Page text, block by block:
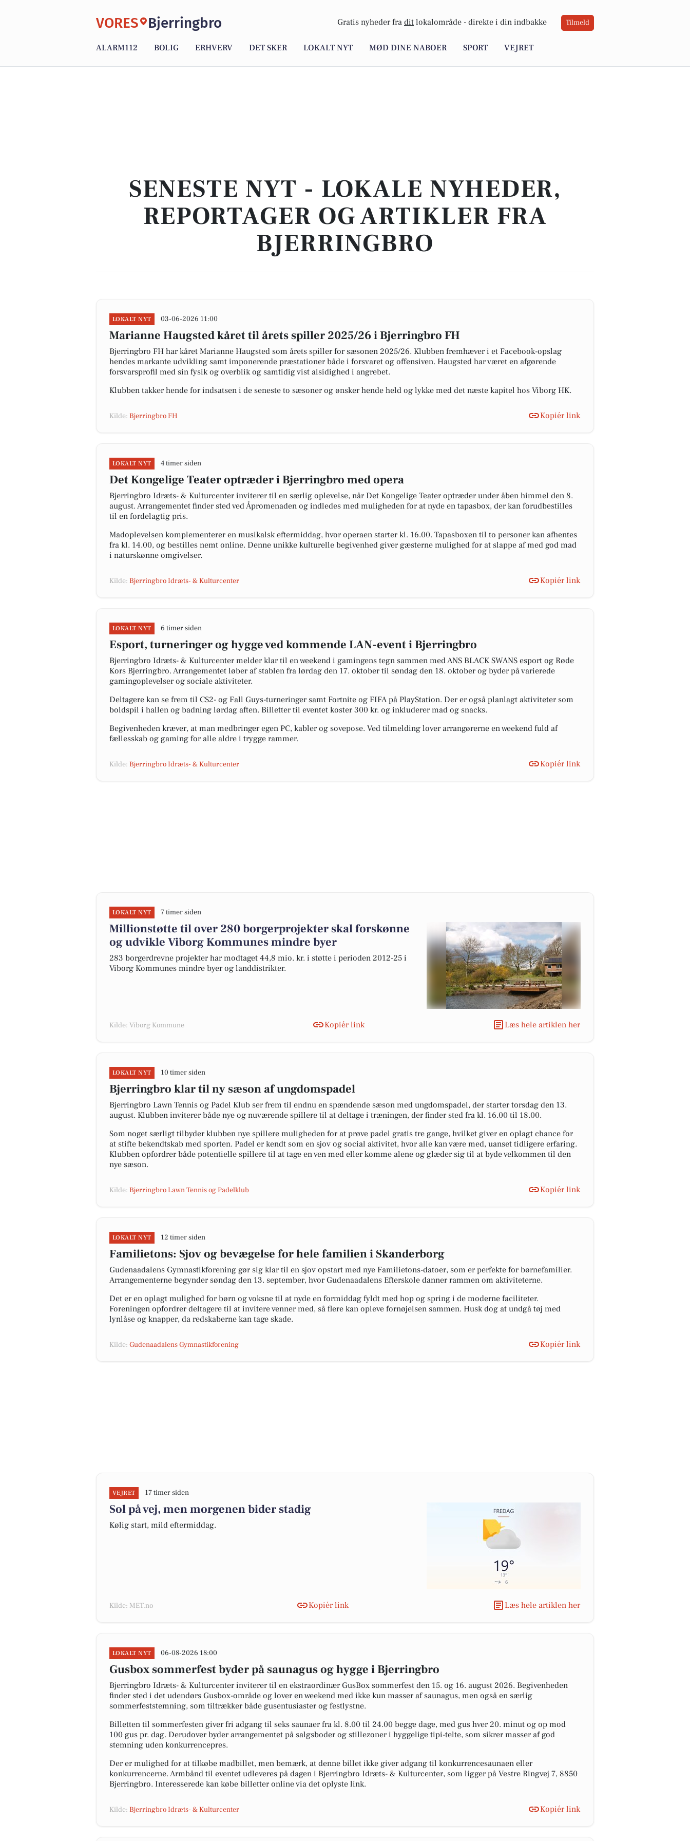
VORES Bjerringbro Gratis nyheder fra dit lokalområde - direkte i din indbakke Tilmeld
ALARM112 BOLIG ERHVERV DET SKER LOKALT NYT MØD DINE NABOER SPORT VEJRET
SENESTE NYT - LOKALE NYHEDER,
REPORTAGER OG ARTIKLER FRA
BJERRINGBRO
LOKALT NYT 03-06-2026 11:00
Marianne Haugsted kåret til årets spiller 2025/26 i Bjerringbro FH
Bjerringbro FH har kåret Marianne Haugsted som årets spiller for sæsonen 2025/26. Klubben fremhæver i et Facebook-opslag
hendes markante udvikling samt imponerende præstationer både i forsvaret og offensiven. Haugsted har været en afgørende
forsvarsprofil med sin fysik og overblik og samtidig vist alsidighed i angrebet.
Klubben takker hende for indsatsen i de seneste to sæsoner og ønsker hende held og lykke med det næste kapitel hos Viborg HK.
Kilde: Bjerringbro FH Kopiér link
LOKALT NYT 4 timer siden
Det Kongelige Teater optræder i Bjerringbro med opera
Bjerringbro Idræts- & Kulturcenter inviterer til en særlig oplevelse, når Det Kongelige Teater optræder under åben himmel den 8.
august. Arrangementet finder sted ved Åpromenaden og indledes med muligheden for at nyde en tapasbox, der kan forudbestilles
til en fordelagtig pris.
Madoplevelsen komplementerer en musikalsk eftermiddag, hvor operaen starter kl. 16.00. Tapasboxen til to personer kan afhentes
fra kl. 14.00, og bestilles nemt online. Denne unikke kulturelle begivenhed giver gæsterne mulighed for at slappe af med god mad
i naturskønne omgivelser.
Kilde: Bjerringbro Idræts- & Kulturcenter Kopiér link
LOKALT NYT 6 timer siden
Esport, turneringer og hygge ved kommende LAN-event i Bjerringbro
Bjerringbro Idræts- & Kulturcenter melder klar til en weekend i gamingens tegn sammen med ANS BLACK SWANS esport og Røde
Kors Bjerringbro. Arrangementet løber af stablen fra lørdag den 17. oktober til søndag den 18. oktober og byder på varierede
gamingoplevelser og sociale aktiviteter.
Deltagere kan se frem til CS2- og Fall Guys-turneringer samt Fortnite og FIFA på PlayStation. Der er også planlagt aktiviteter som
boldspil i hallen og badning lørdag aften. Billetter til eventet koster 300 kr. og inkluderer mad og snacks.
Begivenheden kræver, at man medbringer egen PC, kabler og sovepose. Ved tilmelding lover arrangørerne en weekend fuld af
fællesskab og gaming for alle aldre i trygge rammer.
Kilde: Bjerringbro Idræts- & Kulturcenter Kopiér link
LOKALT NYT 7 timer siden
Millionstøtte til over 280 borgerprojekter skal forskønne
og udvikle Viborg Kommunes mindre byer
283 borgerdrevne projekter har modtaget 44,8 mio. kr. i støtte i perioden 2012-25 i
Viborg Kommunes mindre byer og landdistrikter.
Kilde: Viborg Kommune Kopiér link Læs hele artiklen her
LOKALT NYT 10 timer siden
Bjerringbro klar til ny sæson af ungdomspadel
Bjerringbro Lawn Tennis og Padel Klub ser frem til endnu en spændende sæson med ungdomspadel, der starter torsdag den 13.
august. Klubben inviterer både nye og nuværende spillere til at deltage i træningen, der finder sted fra kl. 16.00 til 18.00.
Som noget særligt tilbyder klubben nye spillere muligheden for at prøve padel gratis tre gange, hvilket giver en oplagt chance for
at stifte bekendtskab med sporten. Padel er kendt som en sjov og social aktivitet, hvor alle kan være med, uanset tidligere erfaring.
Klubben opfordrer både potentielle spillere til at tage en ven med eller komme alene og glæder sig til at byde velkommen til den
nye sæson.
Kilde: Bjerringbro Lawn Tennis og Padelklub Kopiér link
LOKALT NYT 12 timer siden
Familietons: Sjov og bevægelse for hele familien i Skanderborg
Gudenaadalens Gymnastikforening gør sig klar til en sjov opstart med nye Familietons-datoer, som er perfekte for børnefamilier.
Arrangementerne begynder søndag den 13. september, hvor Gudenaadalens Efterskole danner rammen om aktiviteterne.
Det er en oplagt mulighed for børn og voksne til at nyde en formiddag fyldt med hop og spring i de moderne faciliteter.
Foreningen opfordrer deltagere til at invitere venner med, så flere kan opleve fornøjelsen sammen. Husk dog at undgå tøj med
lynlåse og knapper, da redskaberne kan tage skade.
Kilde: Gudenaadalens Gymnastikforening Kopiér link
VEJRET 17 timer siden
Sol på vej, men morgenen bider stadig
Kølig start, mild eftermiddag.
Kilde: MET.no Kopiér link Læs hele artiklen her
LOKALT NYT 06-08-2026 18:00
Gusbox sommerfest byder på saunagus og hygge i Bjerringbro
Bjerringbro Idræts- & Kulturcenter inviterer til en ekstraordinær GusBox sommerfest den 15. og 16. august 2026. Begivenheden
finder sted i det udendørs Gusbox-område og lover en weekend med ikke kun masser af saunagus, men også en særlig
sommerfeststemning, som tiltrækker både gusentusiaster og festlystne.
Billetten til sommerfesten giver fri adgang til seks saunaer fra kl. 8.00 til 24.00 begge dage, med gus hver 20. minut og op mod
100 gus pr. dag. Derudover byder arrangementet på salgsboder og stillezoner i hyggelige tipi-telte, som sikrer masser af god
stemning uden konkurrencepres.
Der er mulighed for at tilkøbe madbillet, men bemærk, at denne billet ikke giver adgang til konkurrencesaunaen eller
konkurrencerne. Armbånd til eventet udleveres på dagen i Bjerringbro Idræts- & Kulturcenter, som ligger på Vestre Ringvej 7, 8850
Bjerringbro. Interesserede kan købe billetter online via det oplyste link.
Kilde: Bjerringbro Idræts- & Kulturcenter Kopiér link